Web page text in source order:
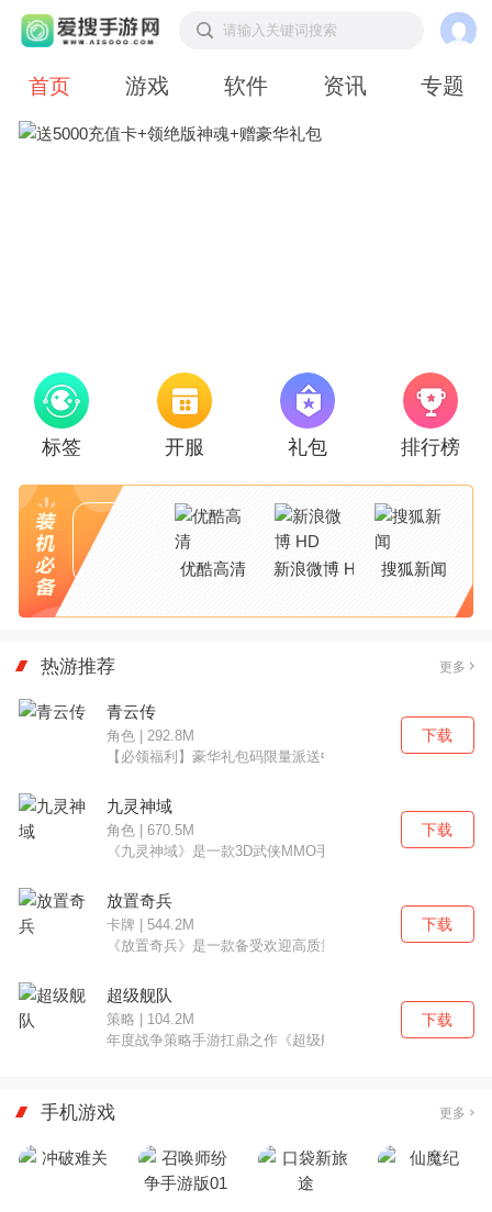
请输入关键词搜索
首页 游戏 软件 资讯 专题
标签 开服 礼包 排行榜
优酷高清 新浪微博 HD 搜狐新闻
热游推荐 更多
青云传
角色 | 292.8M
【必领福利】豪华礼包码限量派送中
下载
九灵神域
角色 | 670.5M
《九灵神域》是一款3D武侠MMO手游，以顶尖的次世代技
下载
放置奇兵
卡牌 | 544.2M
《放置奇兵》是一款备受欢迎高质量放置RPG手游，派出
下载
超级舰队
策略 | 104.2M
年度战争策略手游扛鼎之作《超级舰队》震撼来袭！各国顶
下载
手机游戏 更多